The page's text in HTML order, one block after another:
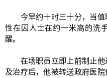
今早约十时三十分，当值
性在囚人士在约一米高的洗
醒。
在场职员立即上前制止他
及治疗后，他被转送政府医